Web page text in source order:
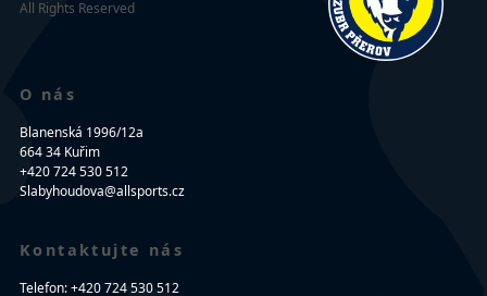
All Rights Reserved
O nás
Blanenská 1996/12a
664 34 Kuřim
+420 724 530 512
Slabyhoudova@allsports.cz
Kontaktujte nás
Telefon: +420 724 530 512